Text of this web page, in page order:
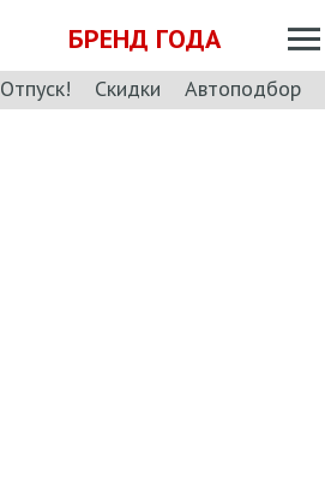
БРЕНД ГОДА
Отпуск! Скидки Автоподбор